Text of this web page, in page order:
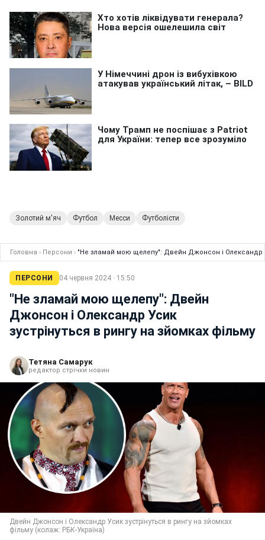
Золотий м'яч Футбол Месси Футболісти
Головна › Персони › "Не зламай мою щелепу": Двейн Джонсон і Олександр
ПЕРСОНИ 04 червня 2024 · 15:50
"Не зламай мою щелепу": Двейн
Джонсон і Олександр Усик
зустрінуться в рингу на зйомках фільму
Тетяна Самарук
редактор стрічки новин
Двейн Джонсон і Олександр Усик зустрінуться в рингу на зйомках
фільму (колаж: РБК-Україна)